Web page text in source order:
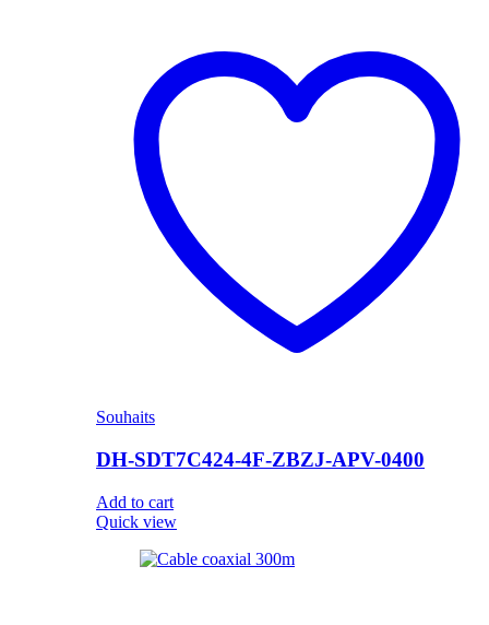
Souhaits
DH-SDT7C424-4F-ZBZJ-APV-0400
Add to cart
Quick view